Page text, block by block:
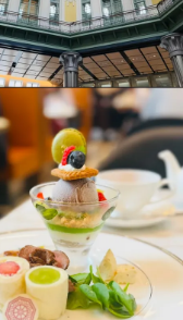
通販
ル、